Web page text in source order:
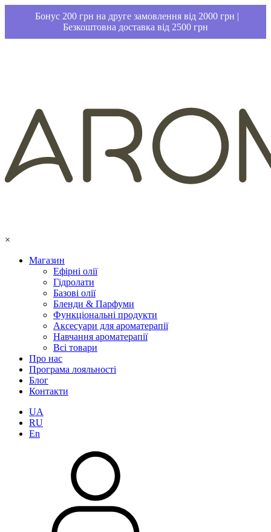
Бонус 200 грн на друге замовлення від 2000 грн |
Безкоштовна доставка від 2500 грн
×
Магазин
Ефірні олії
Гідролати
Базові олії
Бленди & Парфуми
Функціональні продукти
Аксесуари для ароматерапії
Навчання ароматерапії
Всі товари
Про нас
Програма лояльності
Блог
Контакти
UA
RU
En